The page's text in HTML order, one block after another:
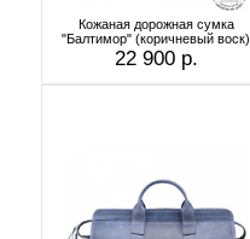
Кожаная дорожная сумка
"Балтимор" (коричневый воск)
22 900 р.